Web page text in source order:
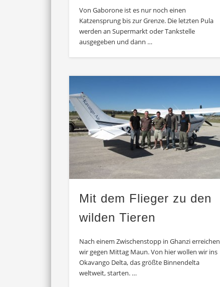
Von Gaborone ist es nur noch einen
Katzensprung bis zur Grenze. Die letzten Pula
werden an Supermarkt oder Tankstelle
ausgegeben und dann …
Mit dem Flieger zu den
wilden Tieren
Nach einem Zwischenstopp in Ghanzi erreichen
wir gegen Mittag Maun. Von hier wollen wir ins
Okavango Delta, das größte Binnendelta
weltweit, starten. …